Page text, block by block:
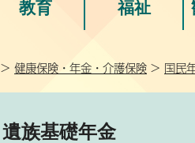
教育
福祉
> 健康保険・年金・介護保険 > 国民
遺族基礎年金